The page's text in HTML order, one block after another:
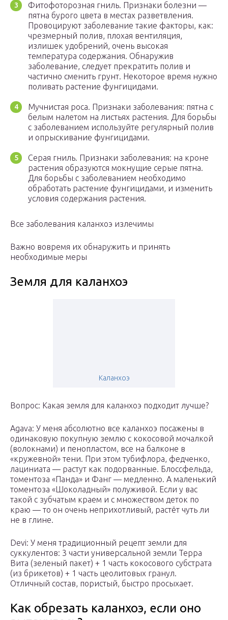
Фитофоторозная гниль. Признаки болезни —
пятна бурого цвета в местах разветвления.
Провоцируют заболевание такие факторы, как:
чрезмерный полив, плохая вентиляция,
излишек удобрений, очень высокая
температура содержания. Обнаружив
заболевание, следует прекратить полив и
частично сменить грунт. Некоторое время нужно
поливать растение фунгицидами.
Мучнистая роса. Признаки заболевания: пятна с
белым налетом на листьях растения. Для борьбы
с заболеванием используйте регулярный полив
и опрыскивание фунгицидами.
Серая гниль. Признаки заболевания: на кроне
растения образуются мокнущие серые пятна.
Для борьбы с заболеванием необходимо
обработать растение фунгицидами, и изменить
условия содержания растения.
Все заболевания каланхоэ излечимы
Важно вовремя их обнаружить и принять
необходимые меры
Земля для каланхоэ
Каланхоэ
Вопрос: Какая земля для каланхоэ подходит лучше?
Agava: У меня абсолютно все каланхоэ посажены в
одинаковую покупную землю с кокосовой мочалкой
(волокнами) и пенопластом, все на балконе в
«кружевной» тени. При этом тубифлора, федченко,
лациниата — растут как подорванные. Блоссфельда,
томентоза «Панда» и Фанг — медленно. А маленький
томентоза «Шоколадный» полуживой. Если у вас
такой с зубчатым краем и с множеством деток по
краю — то он очень неприхотливый, растёт чуть ли
не в глине.
Devi: У меня традиционный рецепт земли для
суккулентов: 3 части универсальной земли Терра
Вита (зеленый пакет) + 1 часть кокосового субстрата
(из брикетов) + 1 часть цеолитовых гранул.
Отличный состав, пористый, быстро просыхает.
Как обрезать каланхоэ, если оно